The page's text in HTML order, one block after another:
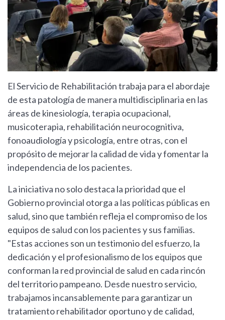
El Servicio de Rehabilitación trabaja para el abordaje
de esta patología de manera multidisciplinaria en las
áreas de kinesiología, terapia ocupacional,
musicoterapia, rehabilitación neurocognitiva,
fonoaudiología y psicología, entre otras, con el
propósito de mejorar la calidad de vida y fomentar la
independencia de los pacientes.
La iniciativa no solo destaca la prioridad que el
Gobierno provincial otorga a las políticas públicas en
salud, sino que también refleja el compromiso de los
equipos de salud con los pacientes y sus familias.
"Estas acciones son un testimonio del esfuerzo, la
dedicación y el profesionalismo de los equipos que
conforman la red provincial de salud en cada rincón
del territorio pampeano. Desde nuestro servicio,
trabajamos incansablemente para garantizar un
tratamiento rehabilitador oportuno y de calidad,